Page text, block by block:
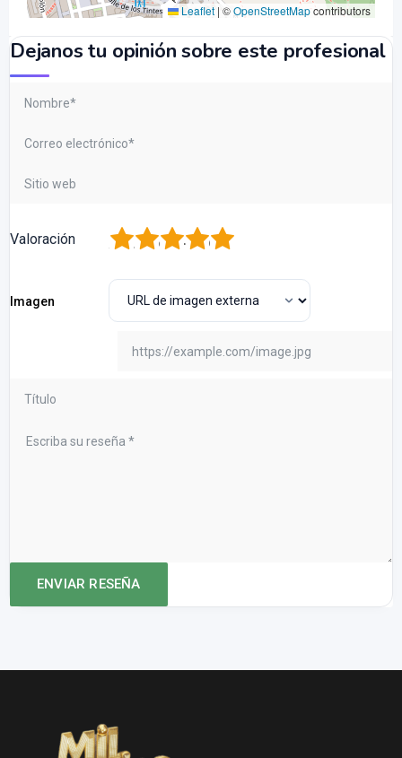
Leaflet | ©OpenStreetMapcontributors
Dejanos tu opinión sobre este profesional
Valoración 5
4
3
2
Imagen